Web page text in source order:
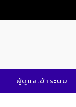
ผู้ดูแลเข้าระบบ